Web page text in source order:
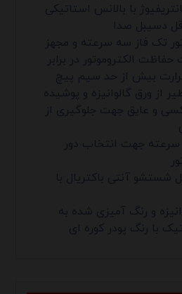
با بالانس استاتیکی
دسیبل صدا
تک فاز سه سرعته و مجهز
الکتروموتور در برابر
بیش از حد سیم پیچ
از ورق گالوانیزه و پوشیده
و عایق جهت جلوگیری از
سرعته جهت انتخاب دور
شستشو آنتی باکتریال با
و رنگ آمیزی شده به
با رنگ پودر کوره ای